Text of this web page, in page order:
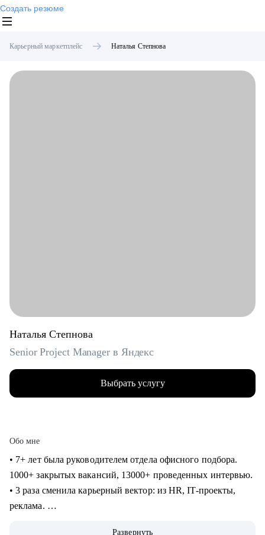
Создать резюме
Карьерный маркетплейс Наталья Степнова
Наталья Степнова
Senior Project Manager в Яндекс
Выбрать услугу
Обо мне
• 7+ лет была руководителем отдела офисного подбора.
1000+ закрытых вакансий, 13000+ проведенных интервью.
• 3 раза сменила карьерный вектор: из HR, IT-проекты,
реклама.
Развернуть